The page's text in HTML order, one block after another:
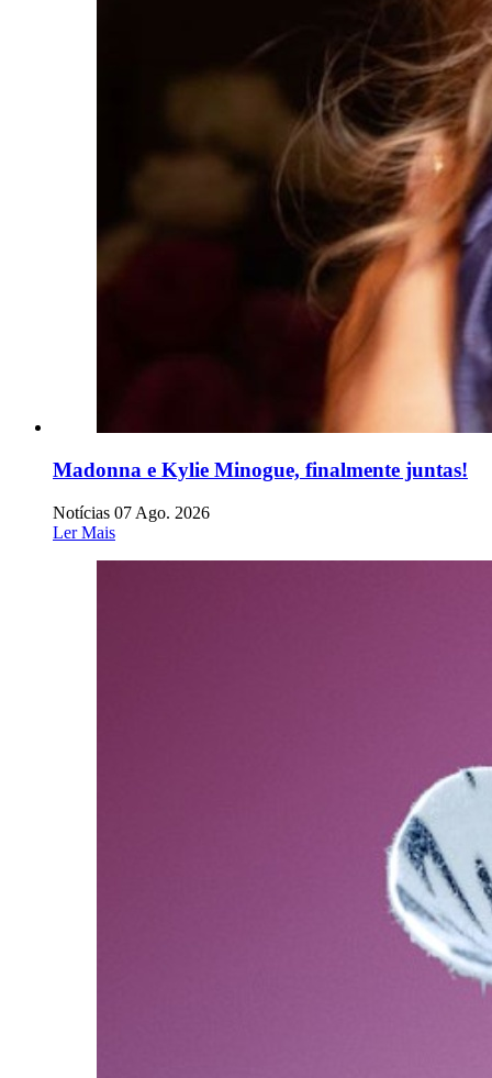
Madonna e Kylie Minogue, finalmente juntas!
Notícias 07 Ago. 2026
Ler Mais